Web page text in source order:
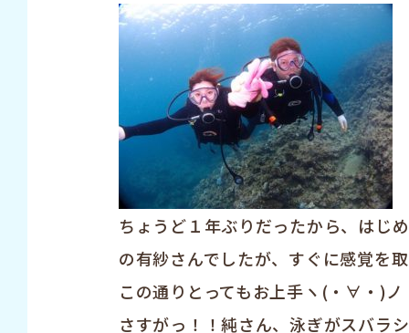
ちょうど１年ぶりだったから、はじ
の有紗さんでしたが、すぐに感覚を
この通りとってもお上手ヽ(・∀・)ノ
さすがっ！！純さん、泳ぎがスバラシ